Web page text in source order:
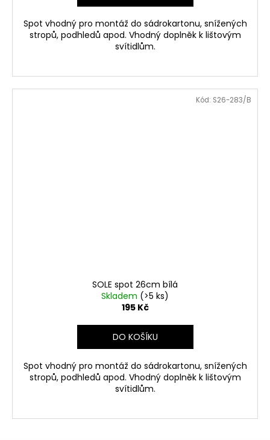
Spot vhodný pro montáž do sádrokartonu, snížených
stropů, podhledů apod. Vhodný doplněk k lištovým
svítidlům.
SOLE spot 26cm bílá
Skladem (>5 ks)
195 Kč
DO KOŠÍKU
Spot vhodný pro montáž do sádrokartonu, snížených
stropů, podhledů apod. Vhodný doplněk k lištovým
svítidlům.
Kód: S26-283/B